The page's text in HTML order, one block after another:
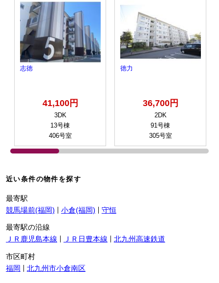
志徳
41,100円
3DK
13号棟
406号室
徳力
36,700円
2DK
91号棟
305号室
近い条件の物件を探す
最寄駅
競馬場前(福岡)
小倉(福岡) 守恒
最寄駅の沿線
ＪＲ鹿児島本線
ＪＲ日豊本線 北九州高速鉄道
市区町村
福岡
北九州市小倉南区